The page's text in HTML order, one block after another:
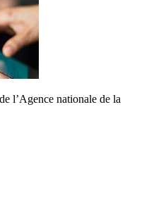
l’Agence nationale de la